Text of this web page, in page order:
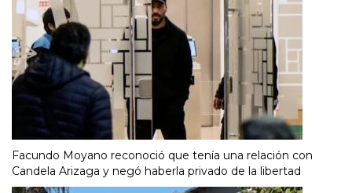
Facundo Moyano reconoció que tenía una relación con
Candela Arizaga y negó haberla privado de la libertad